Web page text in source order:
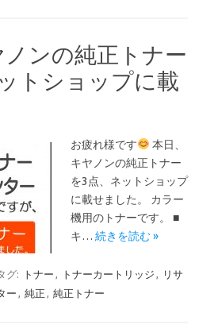
ンの純正トナー
トショップに載
お疲れ様です
本日、
キヤノンの純正トナー
を3点、ネットショップ
に載せました。 カラー
機用のトナーです。 ■
キ… 続きを読む »
グ: トナー , トナーカートリッジ ,
リサ
ー , 純正 , 純正トナー